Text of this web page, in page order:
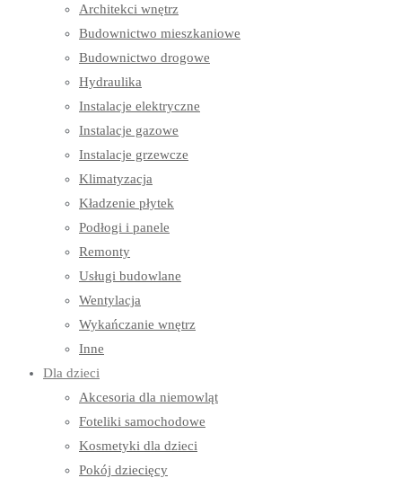
Architekci wnętrz
Budownictwo mieszkaniowe
Budownictwo drogowe
Hydraulika
Instalacje elektryczne
Instalacje gazowe
Instalacje grzewcze
Klimatyzacja
Kładzenie płytek
Podłogi i panele
Remonty
Usługi budowlane
Wentylacja
Wykańczanie wnętrz
Inne
Dla dzieci
Akcesoria dla niemowląt
Foteliki samochodowe
Kosmetyki dla dzieci
Pokój dziecięcy